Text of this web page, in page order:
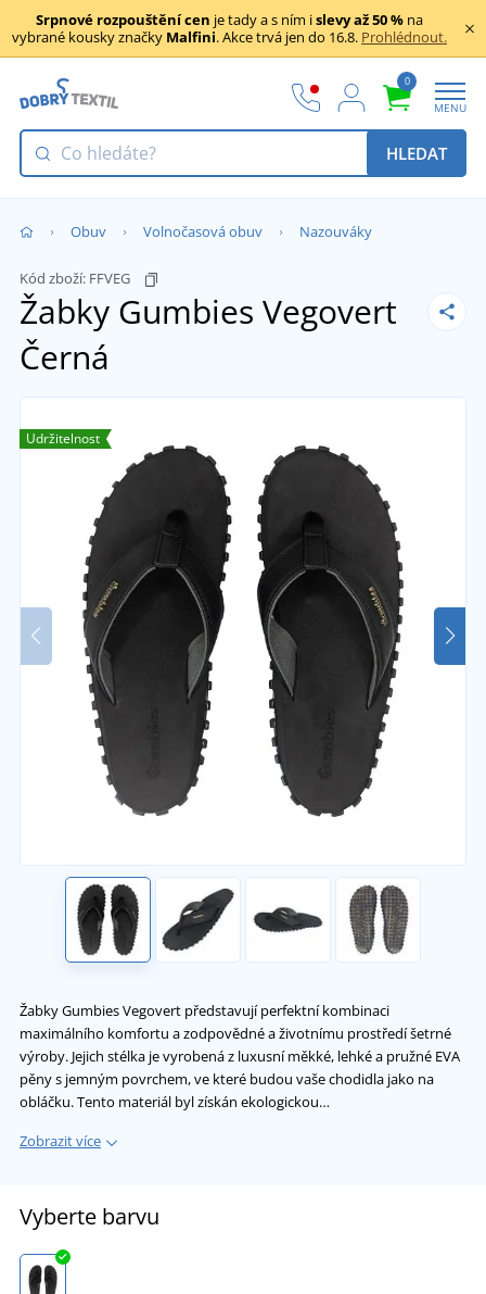
Srpnové rozpouštění cen je tady a s ním islevy až 50 % na
vybrané kousky značky Malfini. Akce trvá jen do 16.8. Prohlédnout.
0
MENU
HLEDAT
Obuv Volnočasová obuv Nazouváky
Kód zboží: FFVEG
Žabky Gumbies Vegovert
Černá
Udržitelnost
Žabky Gumbies Vegovert představují perfektní kombinaci
maximálního komfortu a zodpovědné a životnímu prostředí šetrné
výroby. Jejich stélka je vyrobená z luxusní měkké, lehké a pružné EVA
pěny s jemným povrchem, ve které budou vaše chodidla jako na
obláčku. Tento materiál byl získán ekologickou…
Zobrazit více
Vyberte barvu